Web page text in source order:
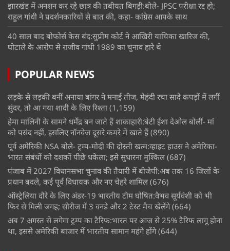
झारखंड में अनशन कर रहे छात्र की तबीयत बिगड़ी:बोले- JPSC परीक्षा रद्द हो;
राहुल गांधी ने प्रदर्शनकारियों से बात की, कहा- कांग्रेस आपके साथ
40 साल बाद बोफोर्स केस बंद:सुप्रीम कोर्ट ने आखिरी याचिका खारिज की,
घोटाले के आरोप से राजीव गांधी 1989 का चुनाव हारे थे
POPULAR NEWS
लड़के से लड़की बनीं अनाया बांगर ने मनाई तीज, मेहंदी रचा सादे कपड़ों में लगीं
सुंदर, तो आ गया शादी के लिए रिश्ता (1,159)
हेमा मालिनी के सामने धर्मेंद्र बन जाते हैं शाकाहारी:बेटी ईशा देओल बोलीं- मां
को पसंद नहीं, इसलिए नॉनवेज दूसरे कमरे में खाते हैं (890)
पूर्व अमेरिकी NSA बोले- ट्रम्प-मोदी की दोस्ती खत्म:व्हाइट हाउस ने अमेरिका-
भारत संबंधों को दशकों पीछे धकेला; इसे सुधारना मुश्किल (687)
पंजाब में 2027 विधानसभा चुनाव की तैयारी में बीजेपी:अब तक 16 जिलों के
प्रधान बदले, कई पूर्व विधायक और नए चेहरे शामिल (676)
ऑस्ट्रेलिया दौरे के लिए अंडर-19 भारतीय टीम घोषित:वैभव सूर्यवंशी को भी
फिर से मिली जगह; सीरीज में 3 वनडे और 2 टेस्ट मैच खेलेंगे (664)
अब 7 अगस्त से लगेगा ट्रम्प का टैरिफ:भारत पर आज से 25% टैरिफ लागू होना
था, इससे अमेरिकी बाजार में भारतीय सामान महंगे होंगे (644)